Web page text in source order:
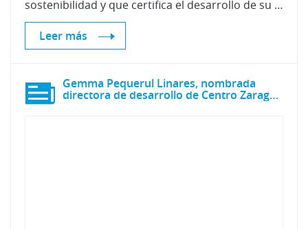
sostenibilidad y que certifica el desarrollo de su actividad siguiendo criterios de cuidado medioambiental.
Leer más
Gemma Pequerul Linares, nombrada
directora de desarrollo de Centro Zaragoza